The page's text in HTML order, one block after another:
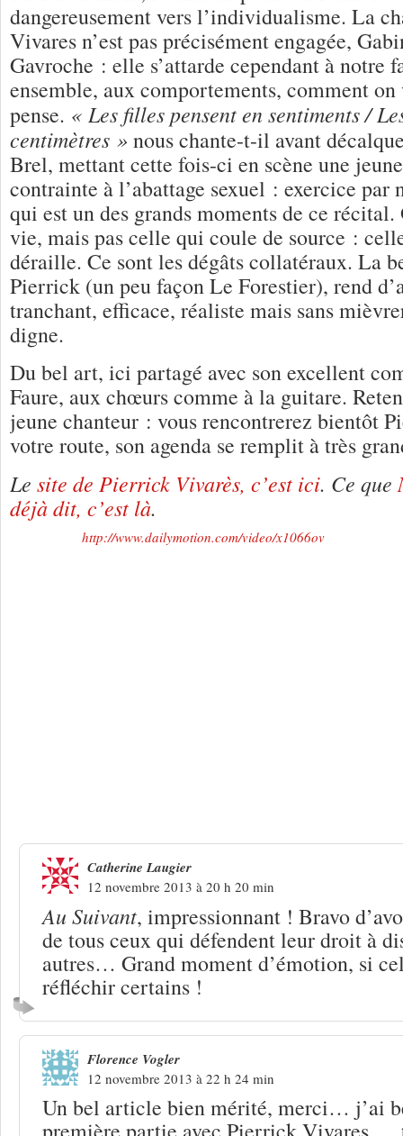
dangereusement vers l’individualisme. La
Vivares n’est pas précisément engagée,
Gavroche : elle s’attarde cependant à notre
ensemble, aux comportements, comment
pense. « Les filles pensent en sentiments /
centimètres » nous chante-t-il avant
Brel, mettant cette fois-ci en scène une
contrainte à l’abattage sexuel : exercice par
qui est un des grands moments de ce
vie, mais pas celle qui coule de source :
déraille. Ce sont les dégâts collatéraux. La
Pierrick (un peu façon Le Forestier), rend
tranchant, efficace, réaliste mais sans
digne.
Du bel art, ici partagé avec son excellent
Faure, aux chœurs comme à la guitare.
jeune chanteur : vous rencontrerez bientôt
votre route, son agenda se remplit à très
Le site de Pierrick Vivarès, c’est ici. Ce que
déjà dit, c’est là.
http://www.dailymotion.com/video/x1066ov
Catherine Laugier
12 novembre 2013 à 20 h 20 min
Au Suivant, impressionnant ! Bravo
de tous ceux qui défendent leur droit à
autres… Grand moment d’émotion, si
réfléchir certains !
Florence Vogler
12 novembre 2013 à 22 h 24 min
Un bel article bien mérité, merci… j’ai